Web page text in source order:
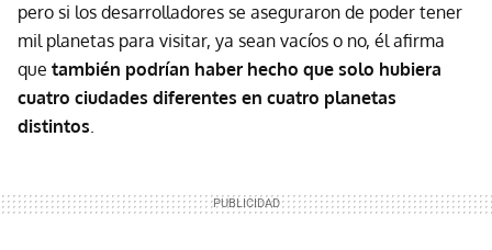
pero si los desarrolladores se aseguraron de poder tener
mil planetas para visitar, ya sean vacíos o no, él afirma
que también podrían haber hecho que solo hubiera
cuatro ciudades diferentes en cuatro planetas
distintos.